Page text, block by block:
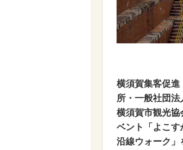
横須賀集客促
所・一般社団法
横須賀市観光協
ベント「よこす
沿線ウォーク」